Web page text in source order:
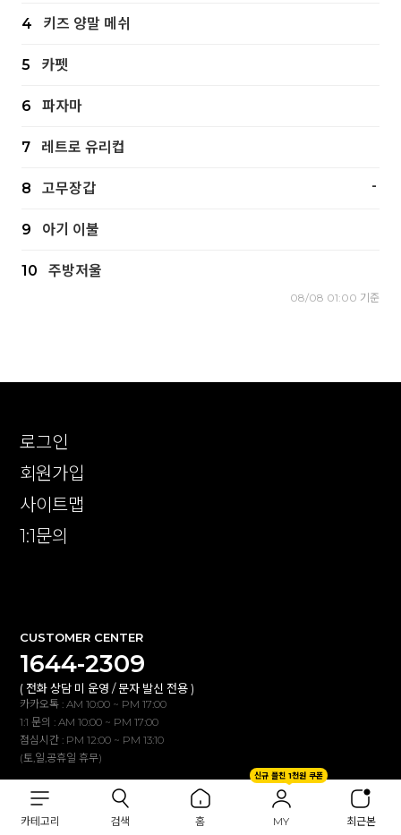
카테고리 검색 홈
신규 플친 1천원 쿠폰
MY 최근본
4 키즈 양말 메쉬
5 카펫
6 파자마
7 레트로 유리컵
8 고무장갑 -
9 아기 이불
10 주방저울
08/08 01:00 기준
로그인
회원가입
사이트맵
1:1문의
CUSTOMER CENTER
1644-2309
( 전화 상담 미 운영 / 문자 발신 전용 )
카카오톡 : AM 10:00 ~ PM 17:00
1:1 문의 : AM 10:00 ~ PM 17:00
점심시간 : PM 12:00 ~ PM 13:10
(토,일,공휴일 휴무)
BANK INFO